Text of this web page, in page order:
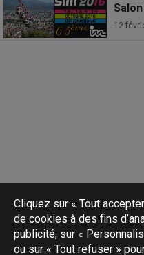
12
Cliquez sur « Tout
de cookies à des fins
publicité, sur «
ou sur « Tout refuser »